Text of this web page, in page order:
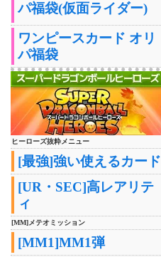
パ福袋(仮面ライダー)
ワンピースカード オリ
パ福袋
ヒーローズ抜粋メニュー
[最強]強い使えるカード
[UR・SEC]高レアリテ
ィ
[MM]メテオミッション
[MM1]MM1弾